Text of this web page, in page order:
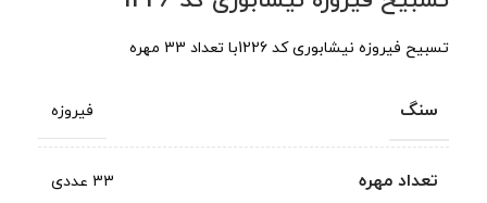
تسبیح فیروزه نیشابوری کد 1226با تعداد 33 مهره
سنگ فیروزه
تعداد مهره 33 عددی